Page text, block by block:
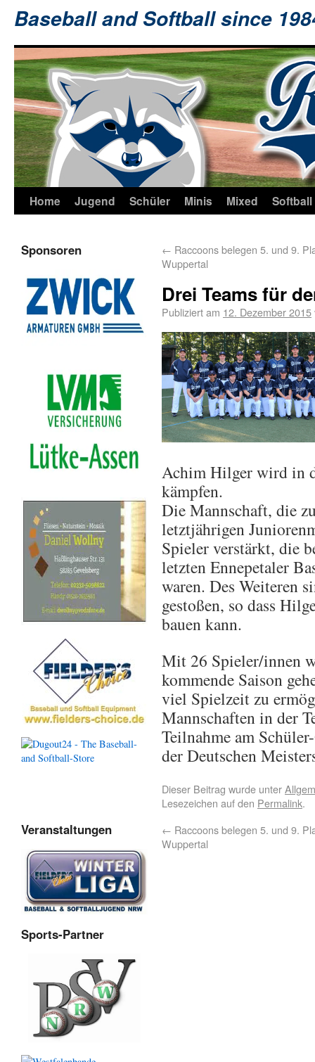
Baseball and Softball since
Home Jugend Schüler Minis Mixed Softball
← Raccoons belegen 5. und 9.
Wuppertal
Drei Teams für
Publiziert am 12. Dezember 2015
Achim Hilger wird in
kämpfen.
Die Mannschaft, die
letztjährigen
Spieler verstärkt, die
letzten Ennepetaler
waren. Des Weiteren
gestoßen, so dass
bauen kann.
Mit 26 Spieler/innen
kommende Saison
viel Spielzeit zu
Mannschaften in der
Teilnahme am
der Deutschen
Dieser Beitrag wurde unter
Lesezeichen auf den Permalink.
← Raccoons belegen 5. und 9.
Wuppertal
Sponsoren
Veranstaltungen
Sports-Partner